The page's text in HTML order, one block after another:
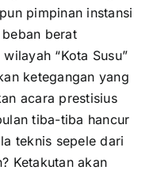
pimpinan instansi
berat
“Kota Susu”
ketegangan yang
acara prestisius
tiba-tiba hancur
teknis sepele dari
Ketakutan akan